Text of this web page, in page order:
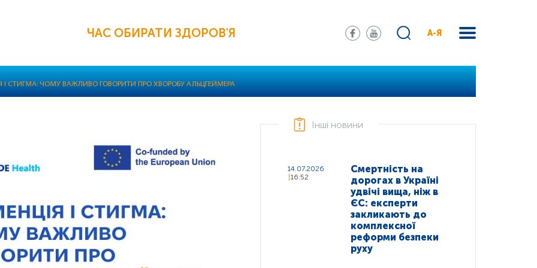
ЧАС ОБИРАТИ ЗДОРОВ'Я А-Я
І СТИГМА: ЧОМУ ВАЖЛИВО ГОВОРИТИ ПРО ХВОРОБУ АЛЬЦГЕЙМЕРА
Інші новини
14.07.2026
16:52
Смертність на
дорогах в Україні
удвічі вища, ніж в
ЄС: експерти
закликають до
комплексної
реформи безпеки
руху